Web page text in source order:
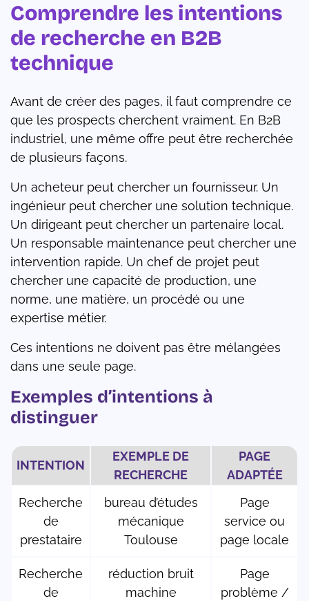
Comprendre les intentions
de recherche en B2B
technique
Avant de créer des pages, il faut comprendre ce
que les prospects cherchent vraiment. En B2B
industriel, une même offre peut être recherchée
de plusieurs façons.
Un acheteur peut chercher un fournisseur. Un
ingénieur peut chercher une solution technique.
Un dirigeant peut chercher un partenaire local.
Un responsable maintenance peut chercher une
intervention rapide. Un chef de projet peut
chercher une capacité de production, une
norme, une matière, un procédé ou une
expertise métier.
Ces intentions ne doivent pas être mélangées
dans une seule page.
Exemples d’intentions à
distinguer
INTENTION
EXEMPLE DE
RECHERCHE
PAGE
ADAPTÉE
Recherche
de
prestataire
bureau d’études
mécanique
Toulouse
Page
service ou
page locale
Recherche
de
réduction bruit
machine
Page
problème /